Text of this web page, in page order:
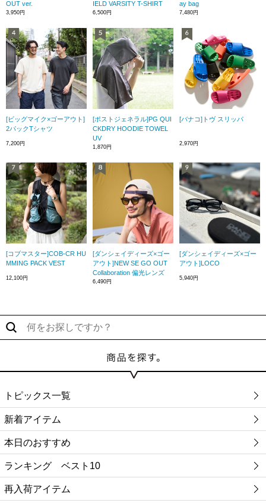
OUT ver.
3,950円
IELD VARSITY T-SHIRT
6,500円
ay bag
7,480円
[ビッグマイク×ゴーアウト]
2パックTシャツ
7,200円
[ポストジェネラル]PG QUI
CKDRY HOODIE TOWEL
UV
1,870円
[バナコ]トヴ スリッパ
2,970円
[コブマスター]COB-CR HU
MMING PACK VEST
12,100円
[ダンシェイディーズ×ゴー
アウト]NEW SE GO OUT
Collaboration 偏光レンズ
6,490円
[ダンシェイディーズ×ゴー
アウト]LOCO
5,940円
トピックス一覧
新着アイテム
本日のおすすめ
ランキング ベスト10
再入荷アイテム